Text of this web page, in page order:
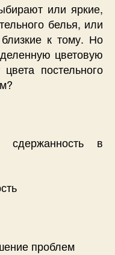
или яркие,
белья, или
к тому. Но
цветовую
постельного
сдержанность в
проблем